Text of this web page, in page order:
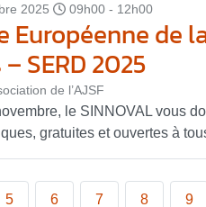
2025 09h00 - 12h00
Européenne de
SERD 2025
de l’AJSF
le SINNOVAL vous
gratuites et ouvertes à
5 6 7 8 9